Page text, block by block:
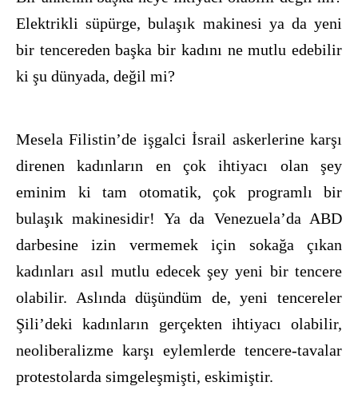
Elektrikli süpürge, bulaşık makinesi ya da yeni
bir tencereden başka bir kadını ne mutlu edebilir
ki şu dünyada, değil mi?
Mesela Filistin’de işgalci İsrail askerlerine karşı
direnen kadınların en çok ihtiyacı olan şey
eminim ki tam otomatik, çok programlı bir
bulaşık makinesidir! Ya da Venezuela’da ABD
darbesine izin vermemek için sokağa çıkan
kadınları asıl mutlu edecek şey yeni bir tencere
olabilir. Aslında düşündüm de, yeni tencereler
Şili’deki kadınların gerçekten ihtiyacı olabilir,
neoliberalizme karşı eylemlerde tencere-tavalar
protestolarda simgeleşmişti, eskimiştir.